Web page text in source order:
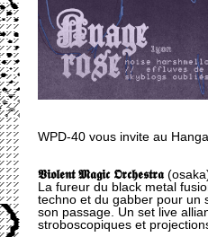
WPD-40 vous invite au
𝖁𝖎𝖔𝖑𝖊𝖓𝖙 𝕸𝖆𝖌𝖎𝖈 𝕺𝖗𝖈𝖍𝖊𝖘𝖙𝖗𝖆
La fureur du black metal
techno et du gabber pour un
son passage. Un set live
stroboscopiques et